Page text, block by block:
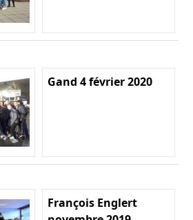
Gand 4 février 2020
François Englert